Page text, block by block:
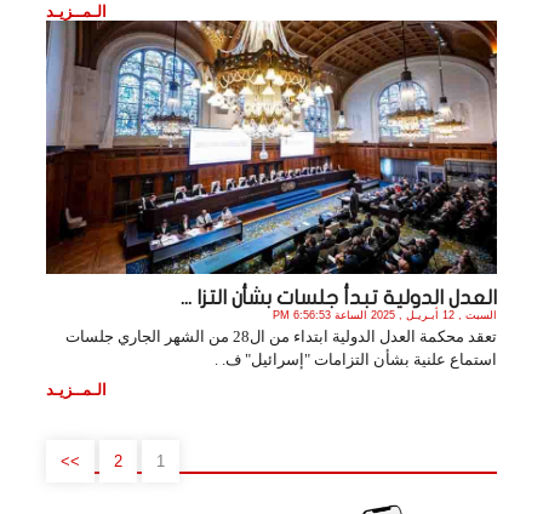
الـمــزيـد
العدل الدولية تبدأ جلسات بشأن التزا ...
السبت , 12 أبـريـل , 2025 الساعة 6:56:53 PM
تعقد محكمة العدل الدولية ابتداء من ال28 من الشهر الجاري جلسات
استماع علنية بشأن التزامات "إسرائيل" ف. .
الـمــزيـد
1
2
>>